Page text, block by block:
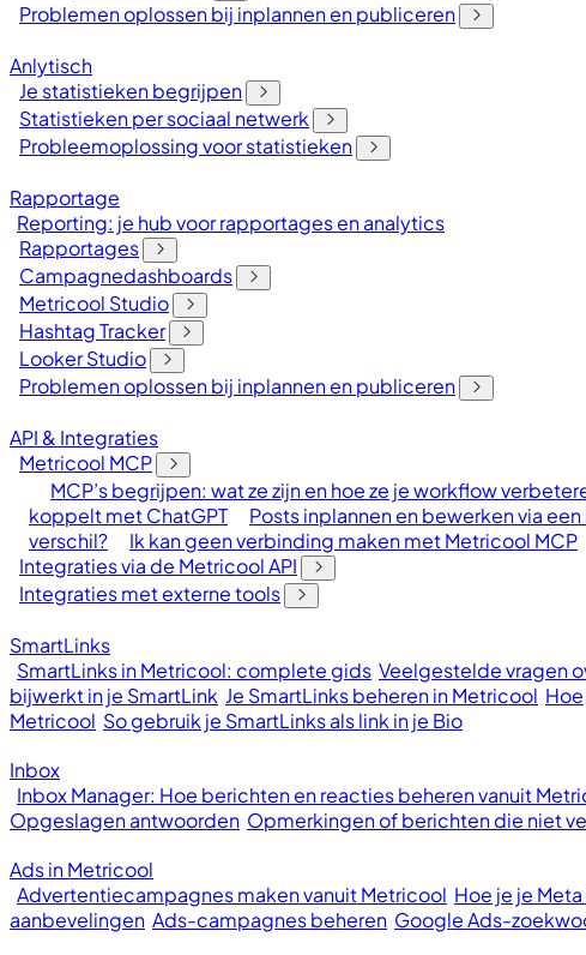
Problemen oplossen bij inplannen en publiceren
Anlytisch
Je statistieken begrijpen
Statistieken per sociaal netwerk
Probleemoplossing voor statistieken
Rapportage
Reporting: je hub voor rapportages en analytics
Rapportages
Campagnedashboards
Metricool Studio
Hashtag Tracker
Looker Studio
Problemen oplossen bij inplannen en publiceren
API & Integraties
Metricool MCP
MCP’s begrijpen: wat ze zijn en hoe ze je workflow
koppelt met ChatGPT
Posts inplannen en bewerken via
verschil?
Ik kan geen verbinding maken met Metricool MCP
Integraties via de Metricool API
Integraties met externe tools
SmartLinks
SmartLinks in Metricool: complete gids Veelgestelde vragen
bijwerkt in je SmartLink Je SmartLinks beheren in Metricool
Metricool So gebruik je SmartLinks als link in je Bio
Inbox
Inbox Manager: Hoe berichten en reacties beheren vanuit
Opgeslagen antwoorden Opmerkingen of berichten die niet
Ads in Metricool
Advertentiecampagnes maken vanuit Metricool Hoe je je
aanbevelingen Ads-campagnes beheren Google Ads-